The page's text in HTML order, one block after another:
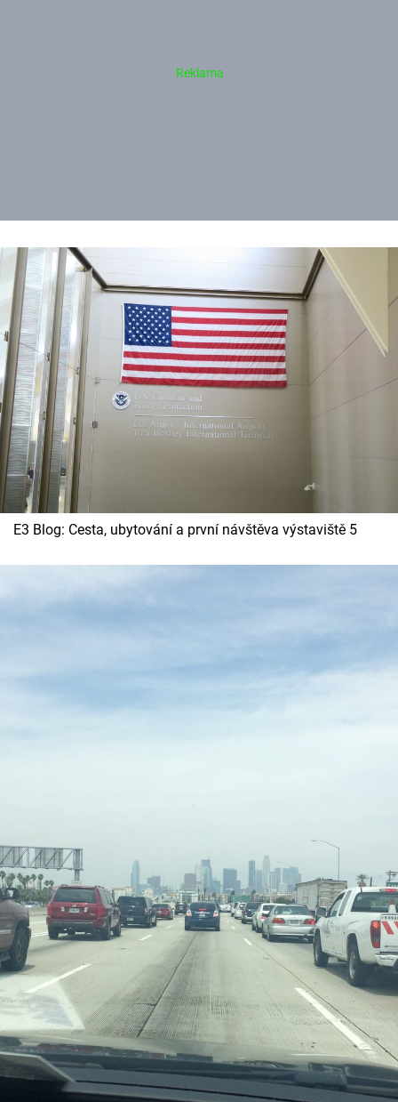
E3 Blog: Cesta, ubytování a první návštěva výstaviště 5